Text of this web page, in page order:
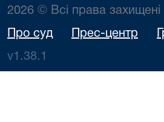
2026 © Всі права захищені
Про суд Прес-центр
v1.38.1